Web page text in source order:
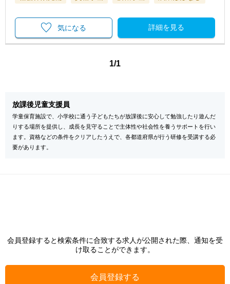
詳細を見る
気になる
1/1
放課後児童支援員
学童保育施設で、小学校に通う子どもたちが放課後に安心して勉強したり遊んだ
りする場所を提供し、成長を見守ることで主体性や社会性を養うサポートを行い
ます。資格などの条件をクリアしたうえで、各都道府県が行う研修を受講する必
要があります。
会員登録すると検索条件に合致する求人が公開された際、通知を受
け取ることができます。
会員登録する